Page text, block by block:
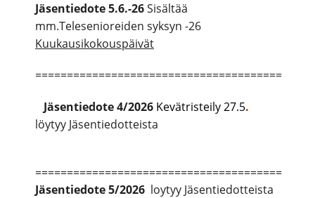
Jäsentiedote 5.6.-26Sisältää
mm.Telesenioreiden syksyn -26
Kuukausikokouspäivät
=======================================
Jäsentiedote4/2026 Kevätristeily 27.5.
löytyy Jäsentiedotteista
=======================================
Jäsentiedote5/2026 loytyy Jäsentiedotteista